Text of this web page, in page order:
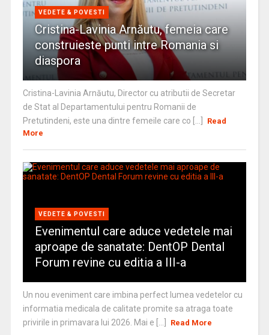
VEDETE & POVESTI
Cristina-Lavinia Arnăutu, femeia care
construieste punti intre Romania si
diaspora
Cristina-Lavinia Arnăutu, Director cu atributii de Secretar
de Stat al Departamentului pentru Romanii de
Pretutindeni, este una dintre femeile care co [...]
Read
More
VEDETE & POVESTI
Evenimentul care aduce vedetele mai
aproape de sanatate: DentOP Dental
Forum revine cu editia a III-a
Un nou eveniment care imbina perfect lumea vedetelor cu
informatia medicala de calitate promite sa atraga toate
privirile in primavara lui 2026. Mai e [...]
Read More